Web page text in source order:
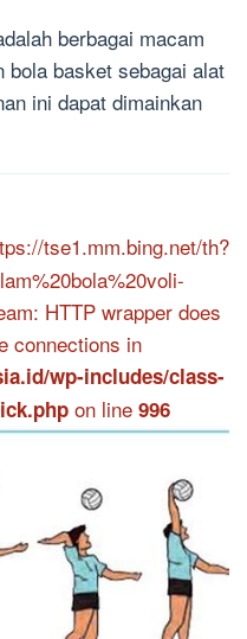
berbagai macam
bola basket sebagai alat
ini dapat dimainkan
tse1.mm.bing.net/th?
HTTP wrapper does
connections in
wp-includes/class-
on line 996